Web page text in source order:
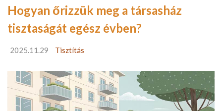
Hogyan őrizzük meg a társasház
tisztaságát egész évben?
2025.11.29 Tisztítás